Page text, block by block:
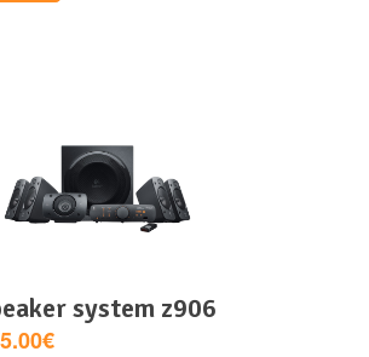
system z906